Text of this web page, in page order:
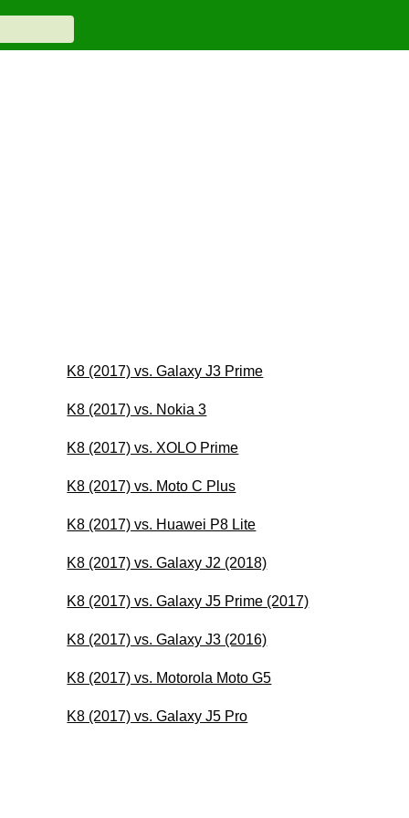
K8 (2017) vs. Galaxy J3 Prime
K8 (2017) vs. Nokia 3
K8 (2017) vs. XOLO Prime
K8 (2017) vs. Moto C Plus
K8 (2017) vs. Huawei P8 Lite
K8 (2017) vs. Galaxy J2 (2018)
K8 (2017) vs. Galaxy J5 Prime (2017)
K8 (2017) vs. Galaxy J3 (2016)
K8 (2017) vs. Motorola Moto G5
K8 (2017) vs. Galaxy J5 Pro